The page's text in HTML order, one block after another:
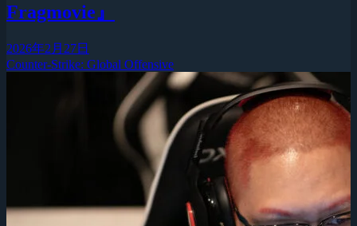
Fragmovie』
2026年2月27日
Counter-Strike: Global Offensive